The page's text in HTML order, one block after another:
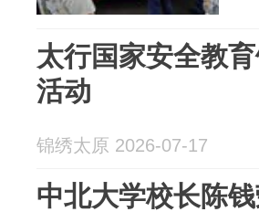
太行国家安全教
活动
锦绣太原 2026-07-17
中北大学校长陈